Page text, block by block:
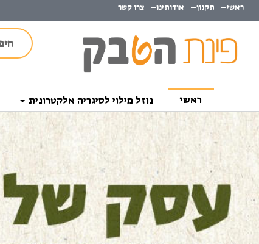
ראשי נוזל מילוי לסיגריה אלקטרונית
ראשי תקנון אודותינו צרו קשר